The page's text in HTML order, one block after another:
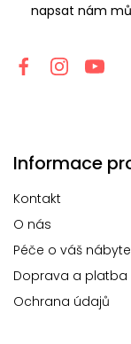
napsat nám
Informace
Kontakt
O nás
Péče o váš
Doprava a platba
Ochrana údajů